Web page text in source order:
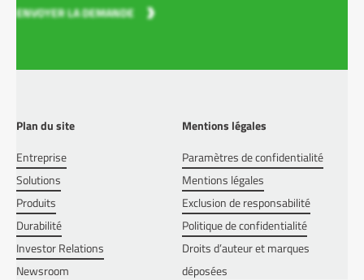
ENVOYER LA DEMANDE
Plan du site
Entreprise
Solutions
Produits
Durabilité
Investor Relations
Newsroom
Mentions légales
Paramètres de confidentialité
Mentions légales
Exclusion de responsabilité
Politique de confidentialité
Droits d’auteur et marques
déposées